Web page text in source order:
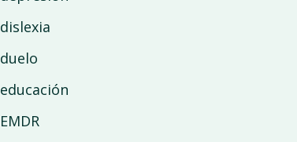
dislexia
duelo
educación
EMDR